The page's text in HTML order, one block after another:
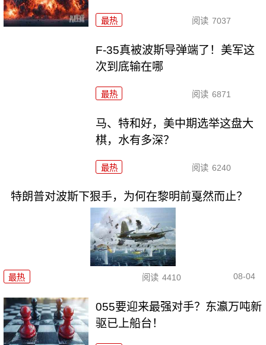
最热 阅读 7037
F-35真被波斯导弹端了！美军这
次到底输在哪
最热 阅读 6871
马、特和好，美中期选举这盘大
棋，水有多深？
最热 阅读 6240
特朗普对波斯下狠手，为何在黎明前戛然而止？
最热 阅读 4410 08-04
055要迎来最强对手？东瀛万吨新
驱已上船台！